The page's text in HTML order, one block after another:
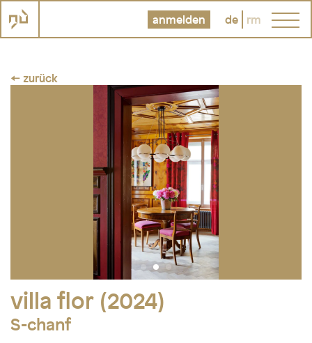
anmelden de rm
← zurück
villa flor (2024)
S-chanf